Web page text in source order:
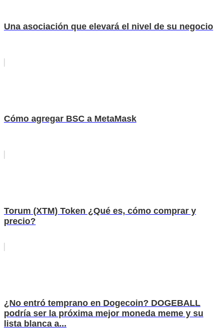
Una asociación que elevará el nivel de su negocio
Cómo agregar BSC a MetaMask
Torum (XTM) Token ¿Qué es, cómo comprar y
precio?
¿No entró temprano en Dogecoin? DOGEBALL
podría ser la próxima mejor moneda meme y su
lista blanca a...